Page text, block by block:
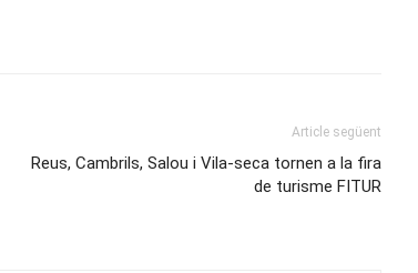
Article següent
Reus, Cambrils, Salou i Vila-seca tornen a la fira
de turisme FITUR